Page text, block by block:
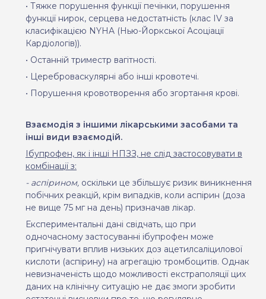
• Тяжке порушення функції печінки, порушення
функції нирок, серцева недостатність (клас IV за
класифікацією NYHA (Нью-Йоркської Асоціації
Кардіологів)).
• Останній триместр вагітності.
• Цереброваскулярні або інші кровотечі.
• Порушення кровотворення або згортання крові.
Взаємодія з іншими лікарськими засобами та
інші види взаємодій.
Ібупрофен, як і інші НПЗЗ, не слід застосовувати в
комбінації з:
- аспірином, оскільки це збільшує ризик виникнення
побічних реакцій, крім випадків, коли аспірин (доза
не вище 75 мг на день) призначав лікар.
Експериментальні дані свідчать, що при
одночасному застосуванні ібупрофен може
пригнічувати вплив низьких доз ацетилсаліцилової
кислоти (аспірину) на агрегацію тромбоцитів. Однак
невизначеність щодо можливості екстраполяції цих
даних на клінічну ситуацію не дає змоги зробити